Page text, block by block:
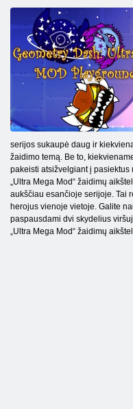
serijos sukaupė daug ir
žaidimo temą. Be to,
pakeisti atsižvelgiant į
„Ultra Mega Mod“ žaidimų
aukščiau esančioje serijoje. Tai
herojus vienoje vietoje. Galite
paspausdami dvi skydelius
„Ultra Mega Mod“ žaidimų